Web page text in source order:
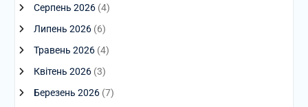
Серпень 2026(4)
Липень 2026(6)
Травень 2026(4)
Квітень 2026(3)
Березень 2026(7)